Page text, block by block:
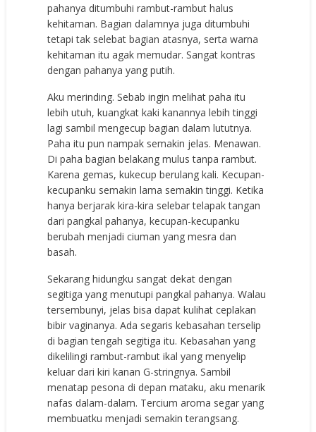
pahanya ditumbuhi rambut-rambut halus
kehitaman. Bagian dalamnya juga ditumbuhi
tetapi tak selebat bagian atasnya, serta warna
kehitaman itu agak memudar. Sangat kontras
dengan pahanya yang putih.
Aku merinding. Sebab ingin melihat paha itu
lebih utuh, kuangkat kaki kanannya lebih tinggi
lagi sambil mengecup bagian dalam lututnya.
Paha itu pun nampak semakin jelas. Menawan.
Di paha bagian belakang mulus tanpa rambut.
Karena gemas, kukecup berulang kali. Kecupan-
kecupanku semakin lama semakin tinggi. Ketika
hanya berjarak kira-kira selebar telapak tangan
dari pangkal pahanya, kecupan-kecupanku
berubah menjadi ciuman yang mesra dan
basah.
Sekarang hidungku sangat dekat dengan
segitiga yang menutupi pangkal pahanya. Walau
tersembunyi, jelas bisa dapat kulihat ceplakan
bibir vaginanya. Ada segaris kebasahan terselip
di bagian tengah segitiga itu. Kebasahan yang
dikelilingi rambut-rambut ikal yang menyelip
keluar dari kiri kanan G-stringnya. Sambil
menatap pesona di depan mataku, aku menarik
nafas dalam-dalam. Tercium aroma segar yang
membuatku menjadi semakin terangsang.